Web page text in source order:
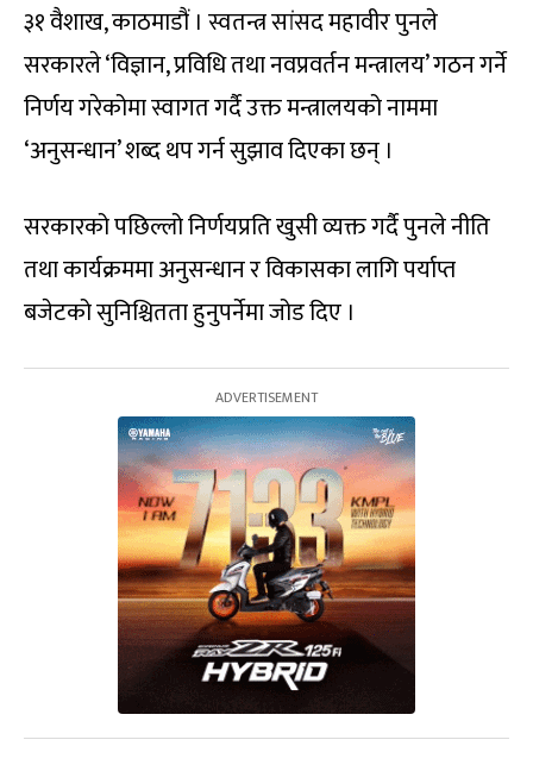
३१ वैशाख, काठमाडौं । स्वतन्त्र सांसद महावीर पुनले
सरकारले ‘विज्ञान, प्रविधि तथा नवप्रवर्तन मन्त्रालय’ गठन गर्ने
निर्णय गरेकोमा स्वागत गर्दै उक्त मन्त्रालयको नाममा
‘अनुसन्धान’ शब्द थप गर्न सुझाव दिएका छन् ।
सरकारको पछिल्लो निर्णयप्रति खुसी व्यक्त गर्दै पुनले नीति
तथा कार्यक्रममा अनुसन्धान र विकासका लागि पर्याप्त
बजेटको सुनिश्चितता हुनुपर्नेमा जोड दिए ।